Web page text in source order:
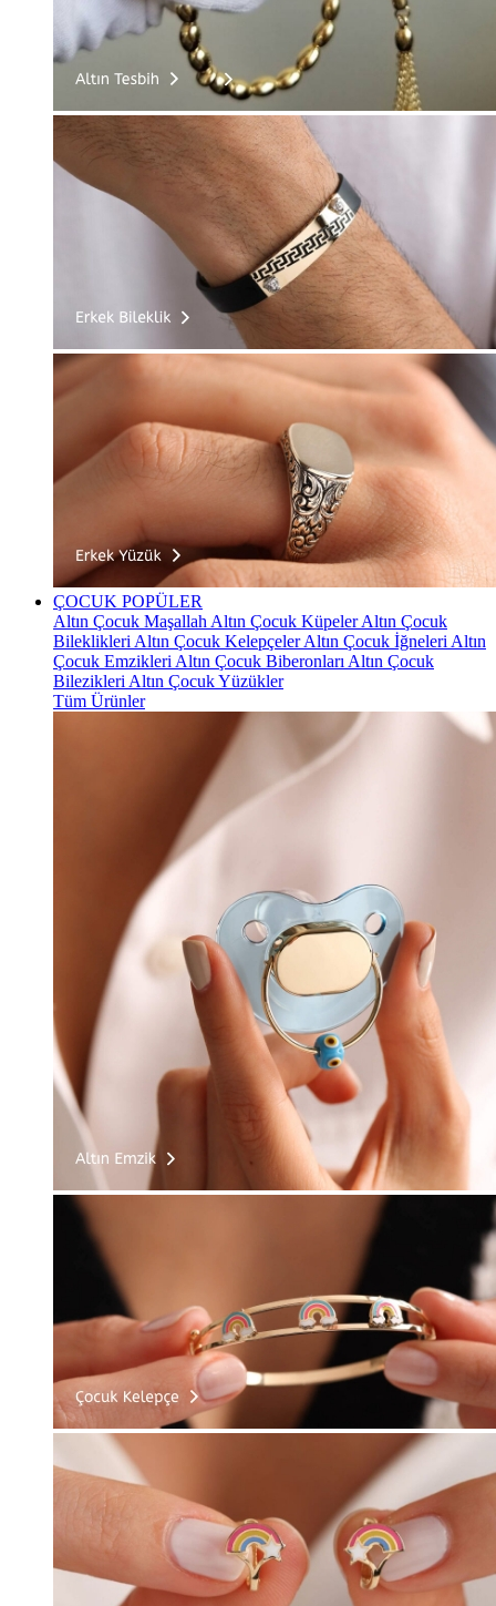
ÇOCUK POPÜLER
Altın Çocuk Maşallah Altın Çocuk KüpelerAltın Çocuk
Bileklikleri Altın Çocuk KelepçelerAltın Çocuk İğneleri Altın
Çocuk Emzikleri Altın Çocuk Biberonları Altın Çocuk
Bilezikleri Altın Çocuk Yüzükler
Tüm Ürünler